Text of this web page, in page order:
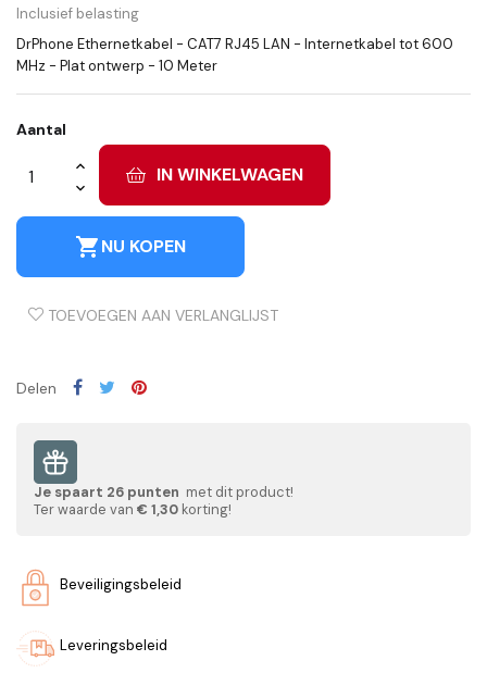
Inclusief belasting
DrPhone Ethernetkabel - CAT7 RJ45 LAN - Internetkabel tot 600
MHz - Plat ontwerp - 10 Meter
Aantal
IN WINKELWAGEN
shopping_cartNU KOPEN
TOEVOEGEN AAN VERLANGLIJST
Delen
Je spaart 26 punten met dit product!
Ter waarde van € 1,30 korting!
Beveiligingsbeleid
Leveringsbeleid